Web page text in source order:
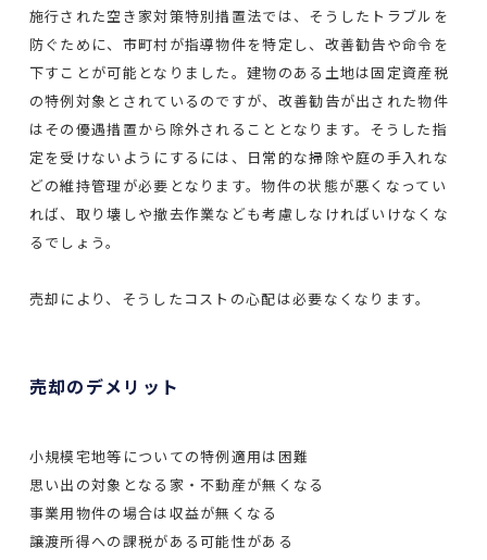
施行された空き家対策特別措置法では、そうしたトラブルを
防ぐために、市町村が指導物件を特定し、改善勧告や命令を
下すことが可能となりました。建物のある土地は固定資産税
の特例対象とされているのですが、改善勧告が出された物件
はその優遇措置から除外されることとなります。そうした指
定を受けないようにするには、日常的な掃除や庭の手入れな
どの維持管理が必要となります。物件の状態が悪くなってい
れば、取り壊しや撤去作業なども考慮しなければいけなくな
るでしょう。
売却により、そうしたコストの心配は必要なくなります。
売却のデメリット
小規模宅地等についての特例適用は困難
思い出の対象となる家・不動産が無くなる
事業用物件の場合は収益が無くなる
譲渡所得への課税がある可能性がある